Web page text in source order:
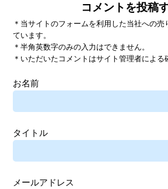
コメントを投稿
＊当サイトのフォームを利用した当社への売
ています。
＊半角英数字のみの入力はできません。
＊いただいたコメントはサイト管理者による
お名前
タイトル
メールアドレス